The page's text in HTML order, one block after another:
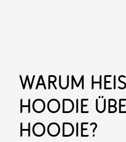
Warum
Hoodie
Hoodie?